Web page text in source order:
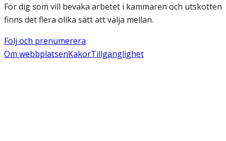
För dig som vill bevaka arbetet i kammaren och utskotten
finns det flera olika sätt att välja mellan.
Följ och prenumerera
Om webbplatsenKakorTillgänglighet